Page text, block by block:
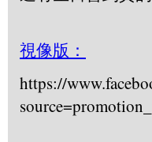
視像版：
https://